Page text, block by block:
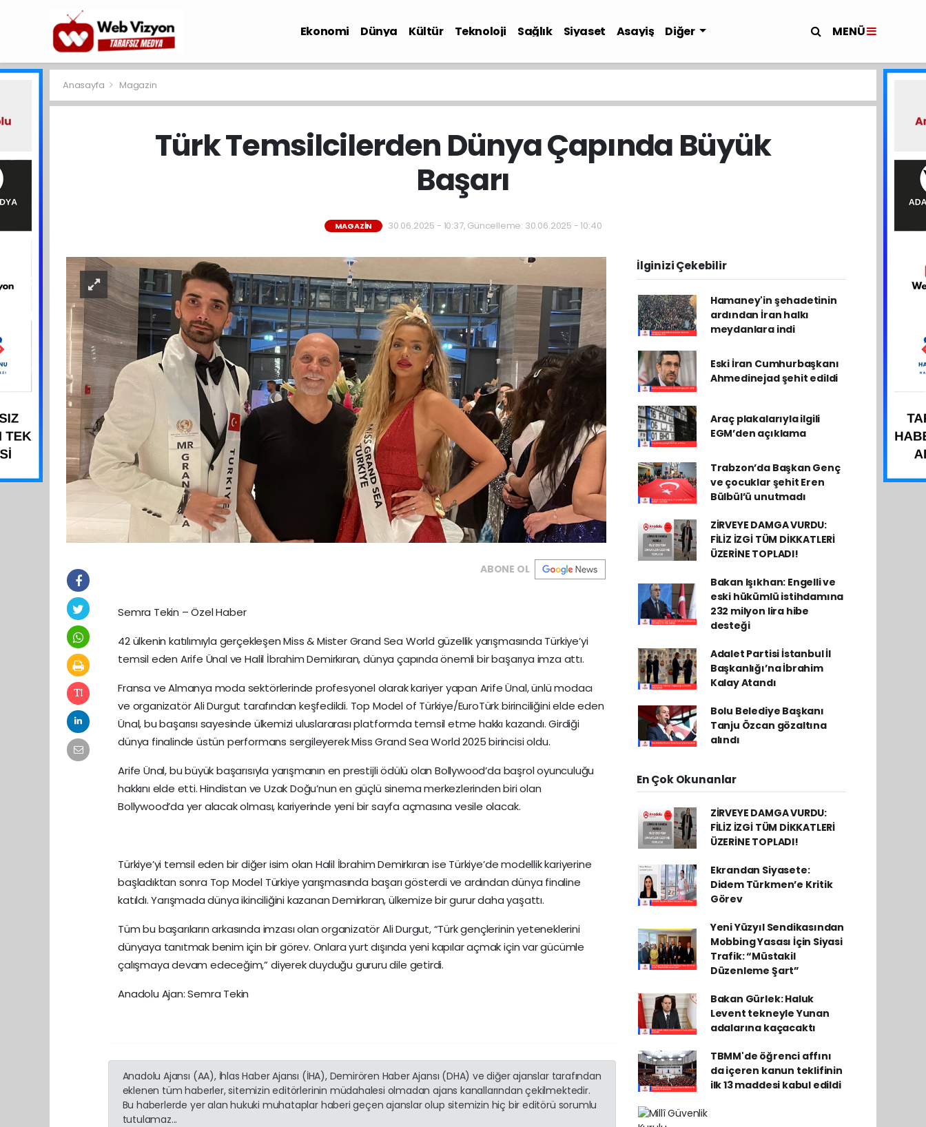
Ekonomi Dünya Kültür Teknoloji Sağlık Siyaset Asayiş Diğer MENÜ
Anasayfa Magazin
Türk Temsilcilerden Dünya Çapında Büyük
Başarı
MAGAZIN 30.06.2025 - 10:37, Güncelleme: 30.06.2025 - 10:40
ABONE OL
Semra Tekin – Özel Haber
42 ülkenin katılımıyla gerçekleşen Miss & Mister Grand Sea World güzellik yarışmasında Türkiye’yi
temsil eden Arife Ünal ve Halil İbrahim Demirkıran, dünya çapında önemli bir başarıya imza attı.
Fransa ve Almanya moda sektörlerinde profesyonel olarak kariyer yapan Arife Ünal, ünlü modacı
ve organizatör Ali Durgut tarafından keşfedildi. Top Model of Türkiye/EuroTürk birinciliğini elde eden
Ünal, bu başarısı sayesinde ülkemizi uluslararası platformda temsil etme hakkı kazandı. Girdiği
dünya finalinde üstün performans sergileyerek Miss Grand Sea World 2025 birincisi oldu.
Arife Ünal, bu büyük başarısıyla yarışmanın en prestijli ödülü olan Bollywood’da başrol oyunculuğu
hakkını elde etti. Hindistan ve Uzak Doğu’nun en güçlü sinema merkezlerinden biri olan
Bollywood’da yer alacak olması, kariyerinde yeni bir sayfa açmasına vesile olacak.
Türkiye’yi temsil eden bir diğer isim olan Halil İbrahim Demirkıran ise Türkiye’de modellik kariyerine
başladıktan sonra Top Model Türkiye yarışmasında başarı gösterdi ve ardından dünya finaline
katıldı. Yarışmada dünya ikinciliğini kazanan Demirkıran, ülkemize bir gurur daha yaşattı.
Tüm bu başarıların arkasında imzası olan organizatör Ali Durgut, “Türk gençlerinin yeteneklerini
dünyaya tanıtmak benim için bir görev. Onlara yurt dışında yeni kapılar açmak için var gücümle
çalışmaya devam edeceğim,” diyerek duyduğu gururu dile getirdi.
Anadolu Ajan: Semra Tekin
Anadolu Ajansı (AA), İhlas Haber Ajansı (İHA), Demirören Haber Ajansı (DHA) ve diğer ajanslar tarafından
eklenen tüm haberler, sitemizin editörlerinin müdahalesi olmadan ajans kanallarından çekilmektedir.
Bu haberlerde yer alan hukuki muhataplar haberi geçen ajanslar olup sitemizin hiç bir editörü sorumlu
tutulamaz...
İlginizi Çekebilir
Hamaney'in şehadetinin
ardından İran halkı
meydanlara indi
Eski İran Cumhurbaşkanı
Ahmedinejad şehit edildi
Araç plakalarıyla ilgili
EGM’den açıklama
Trabzon’da Başkan Genç
ve çocuklar şehit Eren
Bülbül’ü unutmadı
ZİRVEYE DAMGA VURDU:
FİLİZ İZGİ TÜM DİKKATLERİ
ÜZERİNE TOPLADI!
Bakan Işıkhan: Engelli ve
eski hükümlü istihdamına
232 milyon lira hibe
desteği
Adalet Partisi İstanbul İl
Başkanlığı’na İbrahim
Kalay Atandı
Bolu Belediye Başkanı
Tanju Özcan gözaltına
alındı
En Çok Okunanlar
ZİRVEYE DAMGA VURDU:
FİLİZ İZGİ TÜM DİKKATLERİ
ÜZERİNE TOPLADI!
Ekrandan Siyasete:
Didem Türkmen’e Kritik
Görev
Yeni Yüzyıl Sendikasından
Mobbing Yasası İçin Siyasi
Trafik: “Müstakil
Düzenleme Şart”
Bakan Gürlek: Haluk
Levent tekneyle Yunan
adalarına kaçacaktı
TBMM'de öğrenci affını
da içeren kanun teklifinin
ilk 13 maddesi kabul edildi